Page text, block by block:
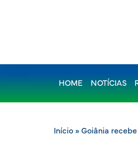
HOME NOTÍCIAS
Início » Goiânia